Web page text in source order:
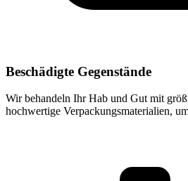
Beschädigte Gegenstände
Wir behandeln Ihr Hab und Gut mit
hochwertige Verpackungsmaterialien,